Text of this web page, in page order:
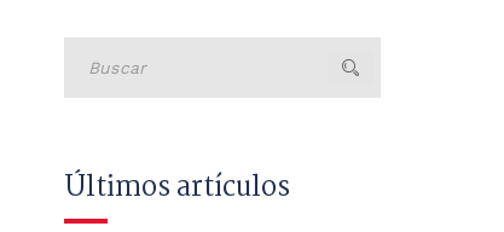
Últimos artículos